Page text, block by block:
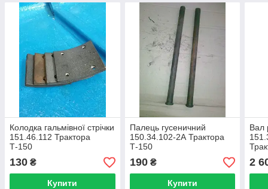
Колодка гальмівної стрічки
151.46.112 Трактора
Т-150
130 ₴
Купити
Палець гусеничний
150.34.102-2А Трактора
Т-150
190₴
Купити
Вал
2